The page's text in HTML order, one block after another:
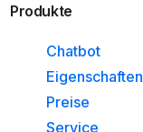
Produkte
Chatbot
Eigenschaften
Preise
Service